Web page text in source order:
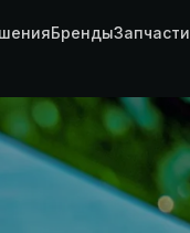
БрендыЗапчасти